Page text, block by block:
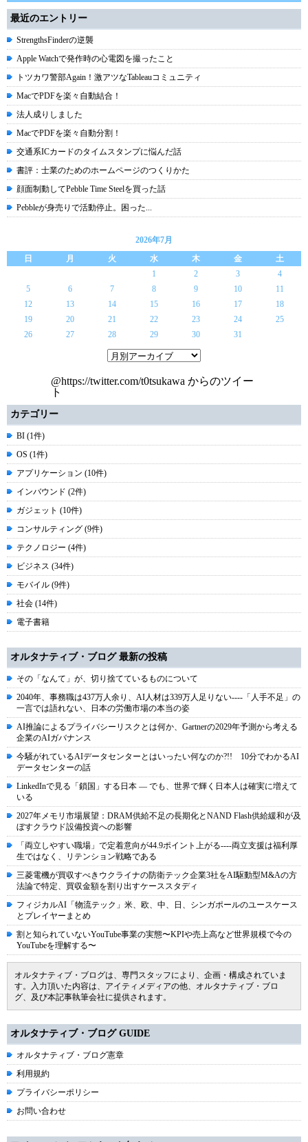
最近のエントリー
StrengthsFinderの逆襲
Apple Watchで発作時の心電図を撮ったこと
トツカワ警部Again！激アツなTableauコミュニティ
MacでPDFを楽々自動結合！
法人成りしました
MacでPDFを楽々自動分割！
交通系ICカードのタイムスタンプに悩んだ話
書評：士業のためのホームページのつくりかた
顔面制動してPebble Time Steelを買った話
Pebbleが身売りで活動停止。困った...
2026年7月
日
月 火 水 木 金
土
1
2 3
4
5
6 7 8 9 10
11
12
13 14 15 16 17
18
19
20 21 22 23 24
25
26
27 28 29 30 31
@https://twitter.com/t0tsukawa からのツイー
ト
カテゴリー
BI (1件)
OS (1件)
アプリケーション (10件)
インバウンド (2件)
ガジェット (10件)
コンサルティング (9件)
テクノロジー (4件)
ビジネス (34件)
モバイル (9件)
社会 (14件)
電子書籍
オルタナティブ・ブログ 最新の投稿
その「なんて」が、切り捨てているものについて
2040年、事務職は437万人余り、AI人材は339万人足りない----「人手不足」の
一言では語れない、日本の労働市場の本当の姿
AI推論によるプライバシーリスクとは何か、Gartnerの2029年予測から考える
企業のAIガバナンス
今騒がれているAIデータセンターとはいったい何なのか?!! 10分でわかるAI
データセンターの話
LinkedInで見る「鎖国」する日本 ― でも、世界で輝く日本人は確実に増えて
いる
2027年メモリ市場展望：DRAM供給不足の長期化とNAND Flash供給緩和が及
ぼすクラウド設備投資への影響
「両立しやすい職場」で定着意向が44.9ポイント上がる----両立支援は福利厚
生ではなく、リテンション戦略である
三菱電機が買収すべきウクライナの防衛テック企業3社をAI駆動型M&Aの方
法論で特定、買収金額を割り出すケーススタディ
フィジカルAI「物流テック」米、欧、中、日、シンガポールのユースケース
とプレイヤーまとめ
割と知られていないYouTube事業の実態〜KPIや売上高など世界規模で今の
YouTubeを理解する〜
オルタナティブ・ブログは、専門スタッフにより、企画・構成されていま
す。入力頂いた内容は、アイティメディアの他、オルタナティブ・ブロ
グ、及び本記事執筆会社に提供されます。
オルタナティブ・ブログ GUIDE
オルタナティブ・ブログ憲章
利用規約
プライバシーポリシー
お問い合わせ